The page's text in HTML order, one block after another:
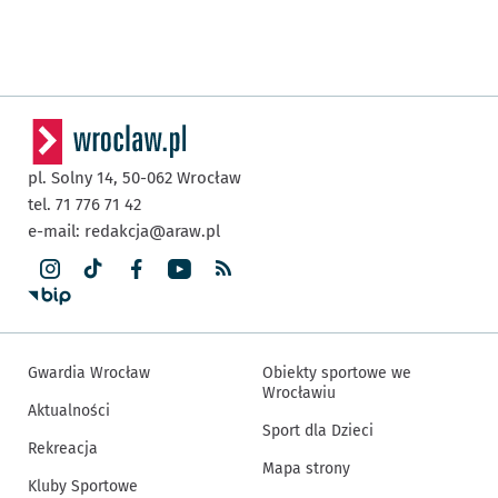
pl. Solny 14, 50-062 Wrocław
tel. 71 776 71 42
e-mail: redakcja@araw.pl
Gwardia Wrocław
Aktualności
Rekreacja
Kluby Sportowe
Obiekty sportowe we
Wrocławiu
Sport dla Dzieci
Mapa strony